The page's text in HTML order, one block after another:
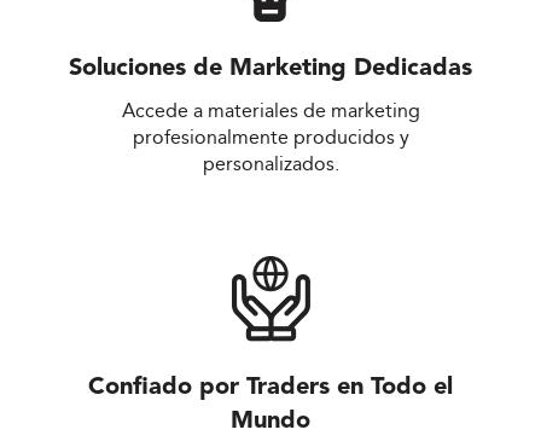
Soluciones de Marketing Dedicadas
Accede a materiales de marketing
profesionalmente producidos y
personalizados.
Confiado por Traders en Todo el
Mundo